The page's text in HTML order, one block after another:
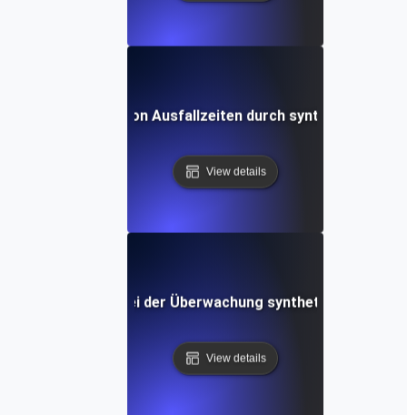
Vermeidung von Ausfallzeiten durch synthetische
View details
bei der Überwachung synthetischer APIs
View details